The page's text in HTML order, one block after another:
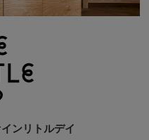
ンリトルデイ